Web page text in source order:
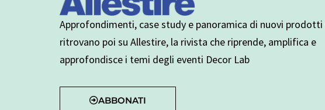
Approfondimenti, case study e panoramica di nuovi prodotti
ritrovano poi su Allestire, la rivista che riprende, amplifica e
approfondisce i temi degli eventi Decor Lab
ABBONATI